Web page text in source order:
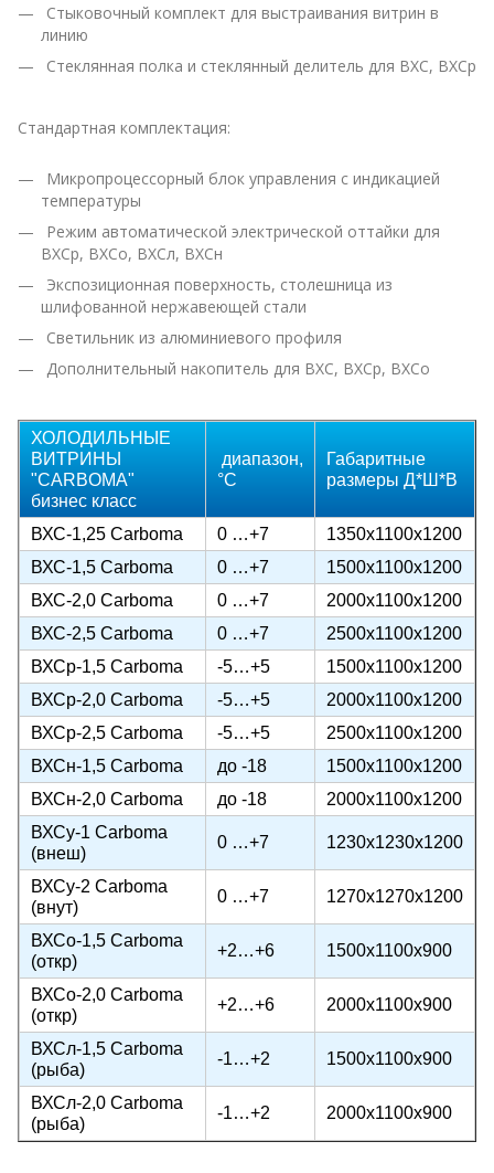
Стыковочный комплект для выстраивания витрин в
линию
Стеклянная полка и стеклянный делитель для ВХС, ВХСр
Стандартная комплектация:
Микропроцессорный блок управления с индикацией
температуры
Режим автоматической электрической оттайки для
ВХСр, ВХСо, ВХСл, ВХСн
Экспозиционная поверхность, столешница из
шлифованной нержавеющей стали
Светильник из алюминиевого профиля
Дополнительный накопитель для ВХС, ВХСр, ВХСо
ХОЛОДИЛЬНЫЕ
ВИТРИНЫ
"CARBOMA"
бизнес класс
диапазон,
°C
Габаритные
размеры Д*Ш*В
ВХС-1,25 Carboma 0 …+7
1350х1100х1200
ВХС-1,5 Carboma
0 …+7
1500х1100х1200
ВХС-2,0 Carboma
0 …+7
2000х1100х1200
ВХС-2,5 Carboma
0 …+7
2500х1100х1200
ВХСр-1,5 Carboma
-5…+5
1500х1100х1200
ВХСр-2,0 Carboma
-5…+5
2000х1100х1200
ВХСр-2,5 Carboma
-5…+5
2500х1100х1200
ВХСн-1,5 Carboma
до -18
1500х1100х1200
ВХСн-2,0 Carboma
до -18
2000х1100х1200
ВХСу-1 Carboma
(внеш)
0 …+7 1230х1230х1200
ВХСу-2 Carboma
(внут)
0 …+7 1270х1270х1200
ВХСо-1,5 Carboma
(откр)
+2…+6 1500х1100х900
ВХСо-2,0 Carboma
(откр)
+2…+6 2000х1100х900
ВХСл-1,5 Carboma
(рыба)
-1…+2 1500х1100х900
ВХСл-2,0 Carboma
(рыба)
-1…+2 2000х1100х900